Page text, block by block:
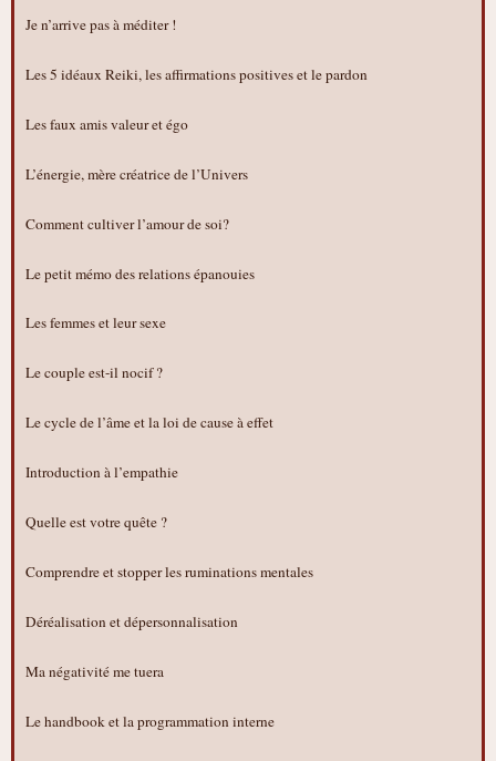
Je n’arrive pas à méditer !
Les 5 idéaux Reiki, les affirmations positives et le pardon
Les faux amis valeur et égo
L’énergie, mère créatrice de l’Univers
Comment cultiver l’amour de soi?
Le petit mémo des relations épanouies
Les femmes et leur sexe
Le couple est-il nocif ?
Le cycle de l’âme et la loi de cause à effet
Introduction à l’empathie
Quelle est votre quête ?
Comprendre et stopper les ruminations mentales
Déréalisation et dépersonnalisation
Ma négativité me tuera
Le handbook et la programmation interne